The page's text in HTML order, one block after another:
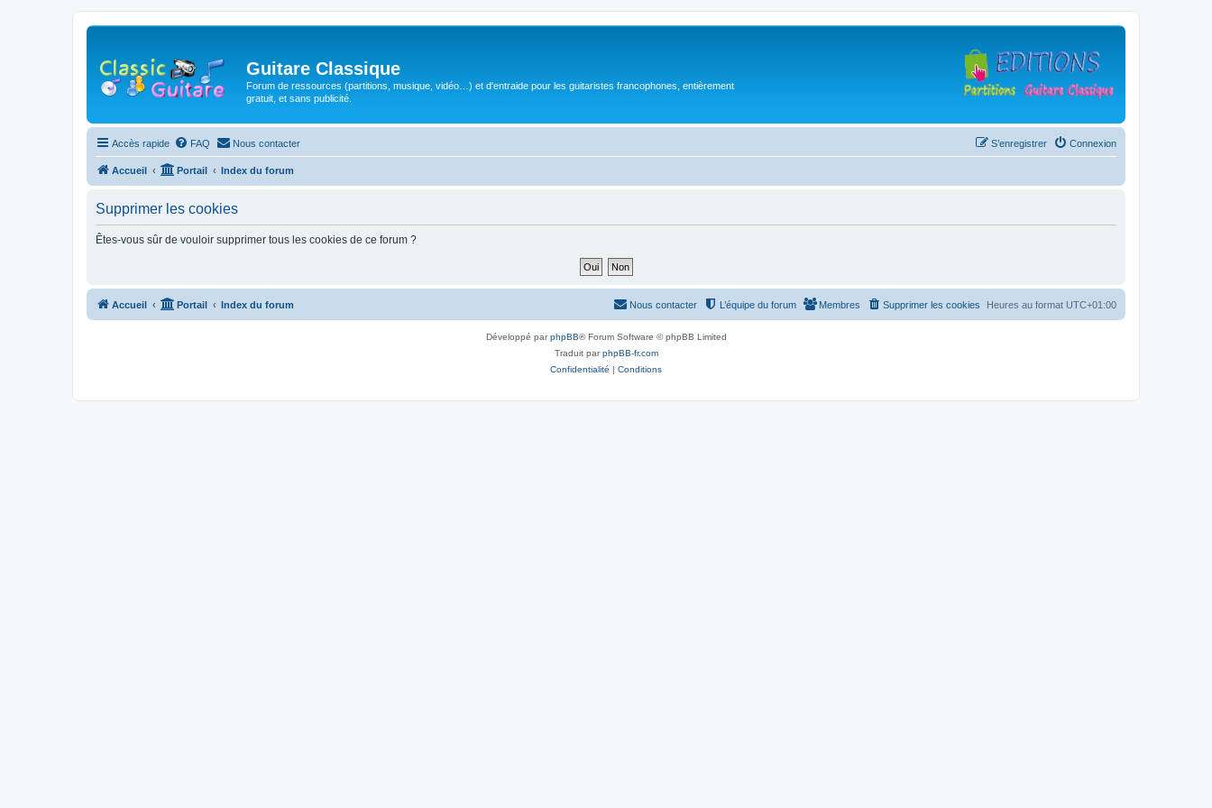
Guitare Classique
Forum de ressources (partitions, musique, vidéo…) et d'entraide pour les guitaristes francophones, entièrement
gratuit, et sans publicité.
Accès rapide FAQ Nous contacter Connexion
S’enregistrer
Accueil Portail Index du forum
Supprimer les cookies
Êtes-vous sûr de vouloir supprimer tous les cookies de ce forum ?
Accueil Portail Index du forum Heures au format UTC+01:00
Supprimer les cookies
Membres
L’équipe du forum
Nous contacter
Développé parphpBB® Forum Software © phpBB Limited
Traduit parphpBB-fr.com
Confidentialité | Conditions